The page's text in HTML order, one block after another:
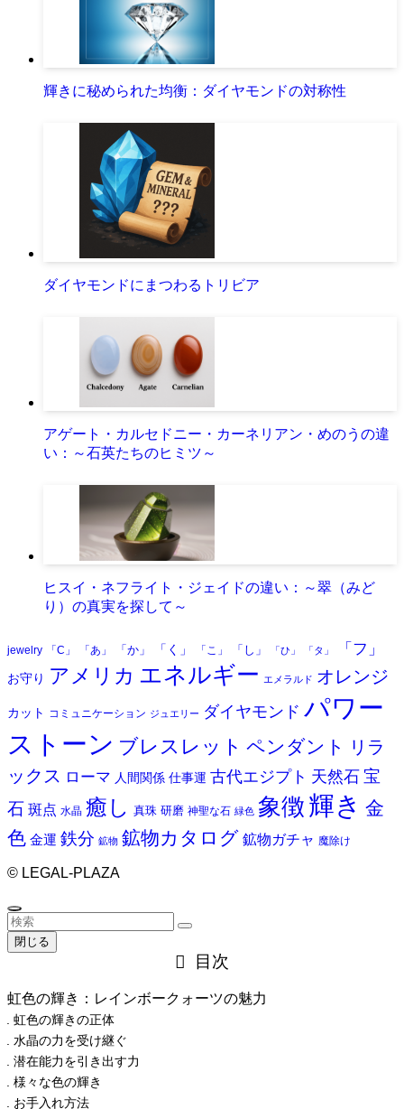
輝きに秘められた均衡：ダイヤモンドの対称性
ダイヤモンドにまつわるトリビア
アゲート・カルセドニー・カーネリアン・めのうの違
い：～石英たちのヒミツ～
ヒスイ・ネフライト・ジェイドの違い：～翠（みど
り）の真実を探して～
jewelry 「C」 「あ」 「か」 「く」 「こ」 「し」 「ひ」 「タ」 「フ」
お守り アメリカ エネルギー エメラルド オレンジ
カット コミュニケーション ジュエリー ダイヤモンド パワー
ストーン ブレスレット ペンダント
リラ
ックス ローマ 人間関係 仕事運 古代エジプト 天然石 宝
石 斑点 水晶 癒し 真珠 研磨 神聖な石 緑色 象徴 輝き 金
色 金運 鉄分 鉱物 鉱物カタログ 鉱物ガチャ 魔除け
© LEGAL-PLAZA
閉じる
目次
虹色の輝き：レインボークォーツの魅力
虹色の輝きの正体
水晶の力を受け継ぐ
潜在能力を引き出す力
様々な色の輝き
お手入れ方法